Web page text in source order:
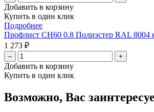
Добавить в корзину
Купить в один клик
Подробнее
Профлист СН60 0.8 Полиэстер RAL 8004
1 273 ₽
– +
Добавить в корзину
Купить в один клик
Возможно, Вас